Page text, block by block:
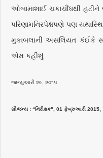
ઓબામાશાઈ ચકાચૌંધથી
પરિણામનિરપેક્ષપણે પણ
મુકાબલાની અસલિયત કંઈકે
એમ કહીશું.
જાન્યુઆરી ૨૯, ૨૦૧૫
સૌજન્ય : “નિરીક્ષક”, 01 ફેબ્રુઆરી 2015,